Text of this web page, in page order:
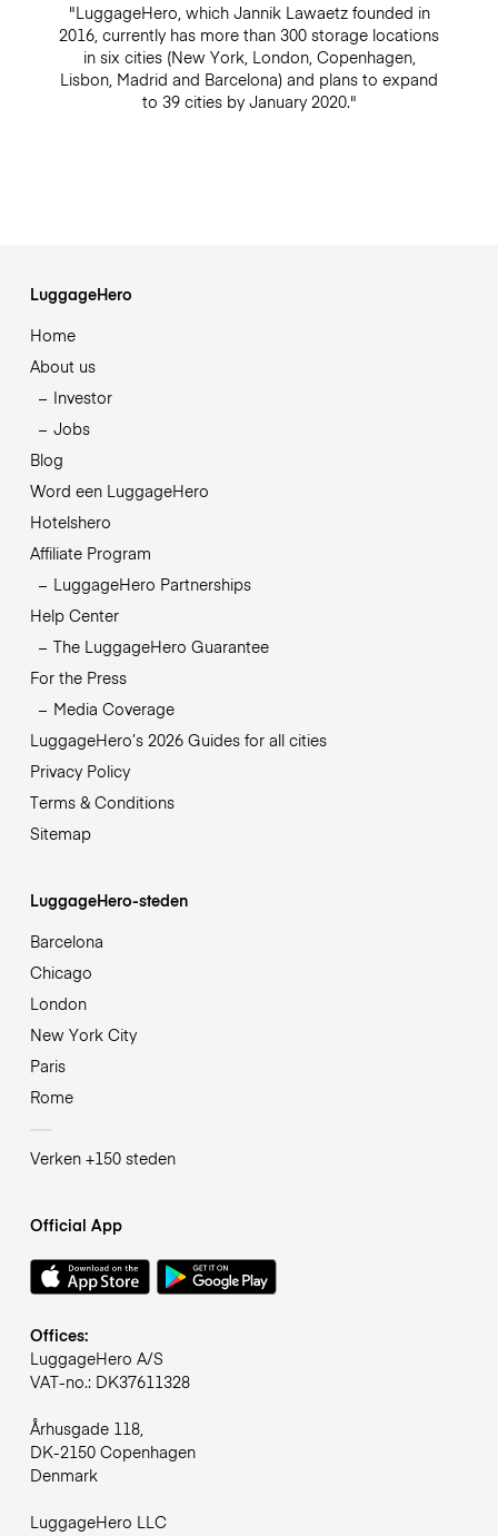
"LuggageHero, which Jannik Lawaetz founded in
2016, currently has more than 300 storage locations
in six cities (New York, London, Copenhagen,
Lisbon, Madrid and Barcelona) and plans to expand
to 39 cities by January 2020."
LuggageHero
Home
About us
Investor
Jobs
Blog
Word een LuggageHero
Hotelshero
Affiliate Program
LuggageHero Partnerships
Help Center
The LuggageHero Guarantee
For the Press
Media Coverage
LuggageHero’s 2026 Guides for all cities
Privacy Policy
Terms & Conditions
Sitemap
LuggageHero-steden
Barcelona
Chicago
London
New York City
Paris
Rome
Verken +150 steden
Official App
Offices:
LuggageHero A/S
VAT-no.: DK37611328
Århusgade 118,
DK-2150 Copenhagen
Denmark
LuggageHero LLC